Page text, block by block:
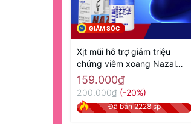
GIẢM SỐC
Xịt mũi hỗ trợ giảm triệu
chứng viêm xoang Nazal
Sato 30ml- Hàng Nhật nội
địa
159.000₫
200.000₫ (-20%)
Đã bán 2228 sp